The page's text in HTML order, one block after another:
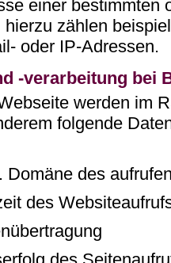
einer bestimmten
zählen
oder IP-Adressen.
-verarbeitung bei
werden im
folgende
Domäne des
des